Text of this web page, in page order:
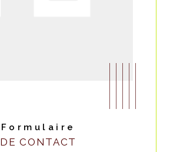
Formulaire
DE CONTACT